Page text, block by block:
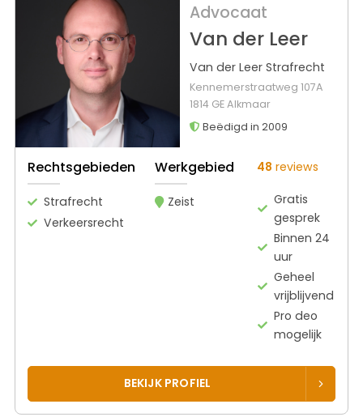
Advocaat
Van der Leer
Van der Leer Strafrecht
Kennemerstraatweg 107A
1814 GE Alkmaar
Beëdigd in 2009
Rechtsgebieden
Strafrecht
Verkeersrecht
Werkgebied
Zeist
48 reviews
Gratis
gesprek
Binnen 24
uur
Geheel
vrijblijvend
Pro deo
mogelijk
BEKIJK PROFIEL